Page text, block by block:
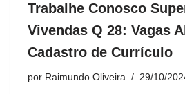
Trabalhe Conosco
Vivendas Q 28: Vagas
Cadastro de Currículo
por Raimundo Oliveira 29/10/